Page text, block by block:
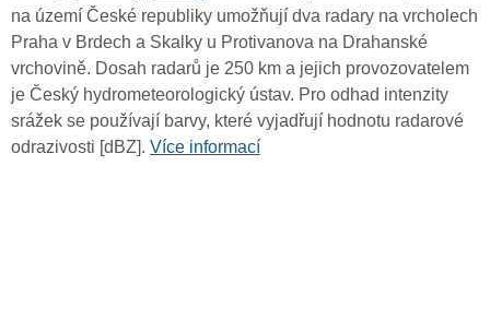
na území České republiky umožňují dva radary na vrcholech
Praha v Brdech a Skalky u Protivanova na Drahanské
vrchovině. Dosah radarů je 250 km a jejich provozovatelem
je Český hydrometeorologický ústav. Pro odhad intenzity
srážek se používají barvy, které vyjadřují hodnotu radarové
odrazivosti [dBZ]. Více informací